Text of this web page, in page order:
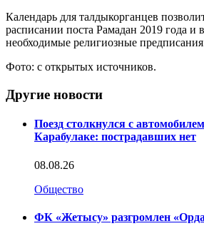
Календарь для талдыкорганцев
расписании поста Рамадан 2019 года и
необходимые религиозные
Фото: с открытых источников.
Другие новости
Поезд столкнулся с
Карабулаке: пострадавших нет
08.08.26
Общество
ФК «Жетысу» разгромлен